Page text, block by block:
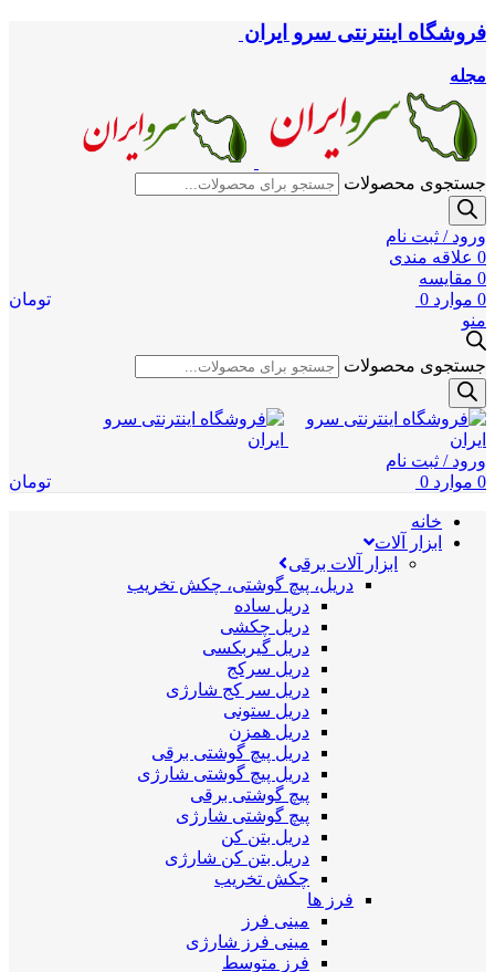
فروشگاه اینترنتی سرو ایران
مجله
جستجوی محصولات
ورود / ثبت نام
0 علاقه مندی
0 مقایسه
0 موارد 0
تومان
منو
جستجوی محصولات
ورود / ثبت نام
0 موارد 0 تومان
خانه
ابزار آلات
ابزار آلات برقی
دریل، پیچ گوشتی، چکش تخریب
دریل ساده
دریل چکشی
دریل گیربکسی
دریل سرکج
دریل سر کج شارژی
دریل ستونی
دریل همزن
دریل پیچ گوشتی برقی
دریل پیچ گوشتی شارژی
پیچ گوشتی برقی
پیچ گوشتی شارژی
دریل بتن کن
دریل بتن کن شارژی
چکش تخریب
فرز ها
مینی فرز
مینی فرز شارژی
فرز متوسط